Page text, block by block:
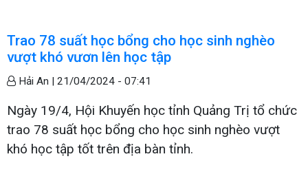
Trao 78 suất học bổng cho học sinh nghèo
vượt khó vươn lên học tập
Hải An | 21/04/2024 - 07:41
Ngày 19/4, Hội Khuyến học tỉnh Quảng Trị tổ chức
trao 78 suất học bổng cho học sinh nghèo vượt
khó học tập tốt trên địa bàn tỉnh.